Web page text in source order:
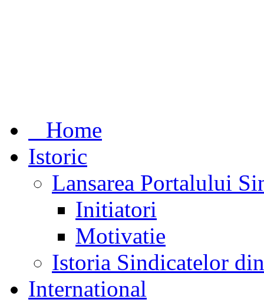
Home
Istoric
Lansarea Portalului
Initiatori
Motivatie
Istoria Sindicatelor
International